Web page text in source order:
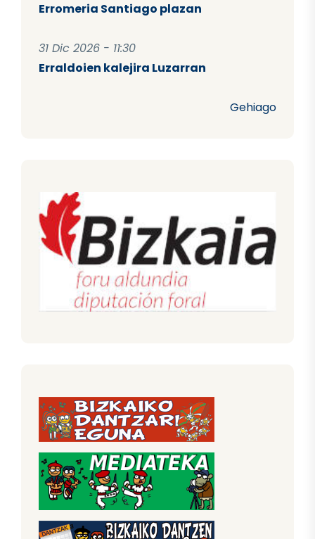
Erromeria Santiago plazan
31 Dic 2026 - 11:30
Erraldoien kalejira Luzarran
Gehiago